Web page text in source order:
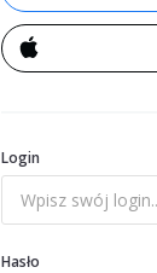
Login
Hasło